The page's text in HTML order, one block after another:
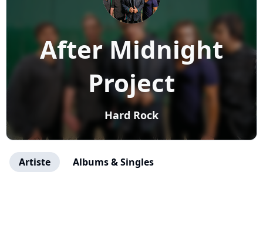
After Midnight
Project
Hard Rock
Artiste Albums & Singles